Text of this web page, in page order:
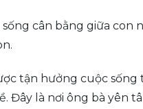
cân bằng giữa con
tận hưởng cuộc sống
Đây là nơi ông bà yên